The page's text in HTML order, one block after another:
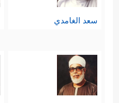
سعد الغامدي